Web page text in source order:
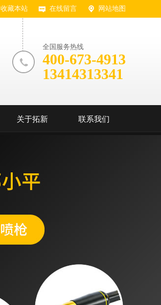
收藏本站 在线留言 网站地图
全国服务热线
400-673-4913
13414313341
关于拓新 联系我们